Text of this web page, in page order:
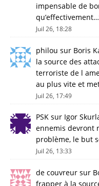
impensable de
qu’effectivement…
Juil 26, 18:28
philou sur Boris
la source des
terroriste de l
au plus vite et
Juil 26, 17:49
PSK sur Igor
ennemis devront
problème, le but
Juil 26, 13:33
de couvreur sur
frapper à la